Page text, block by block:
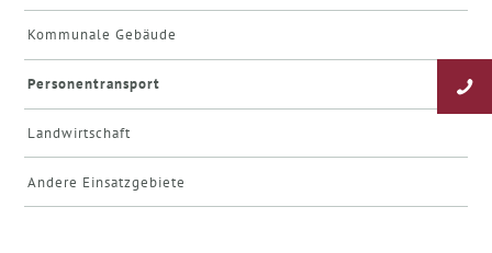
Kommunale Gebäude
Personentransport
Landwirtschaft
Andere Einsatzgebiete